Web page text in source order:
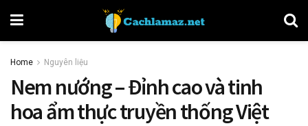
Home Nguyên liệu
Nem nướng – Đỉnh cao và tinh
hoa ẩm thực truyền thống Việt